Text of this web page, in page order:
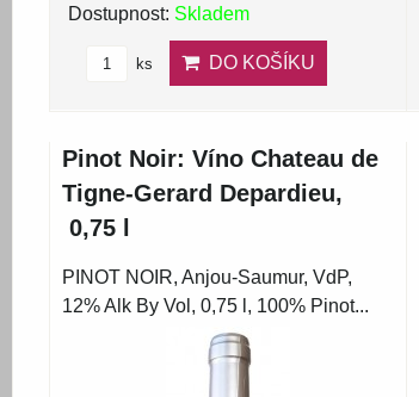
Dostupnost: Skladem
ks DO KOŠÍKU
Pinot Noir: Víno Chateau de
Tigne-Gerard Depardieu,
0,75 l
PINOT NOIR, Anjou-Saumur, VdP,
12% Alk By Vol, 0,75 l, 100% Pinot...